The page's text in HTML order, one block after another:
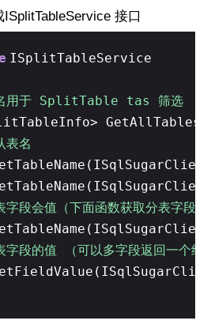
接口
ISplitTableService
用于 SplitTable tas 筛选
名
段会值（下面函数获取分表字段值
段的值 （可以多字段返回一个组